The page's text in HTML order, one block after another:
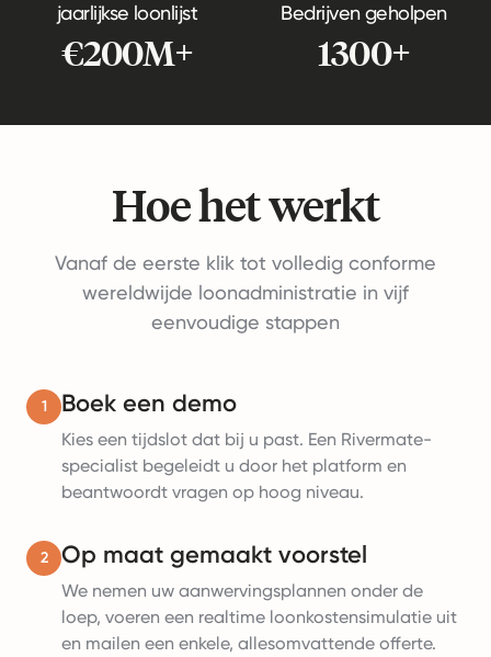
jaarlijkse loonlijst
€200M+
Bedrijven geholpen
1300+
Hoe het werkt
Vanaf de eerste klik tot volledig conforme
wereldwijde loonadministratie in vijf
eenvoudige stappen
1 Boek een demo
Kies een tijdslot dat bij u past. Een Rivermate-
specialist begeleidt u door het platform en
beantwoordt vragen op hoog niveau.
2 Op maat gemaakt voorstel
We nemen uw aanwervingsplannen onder de
loep, voeren een realtime loonkostensimulatie uit
en mailen een enkele, allesomvattende offerte.